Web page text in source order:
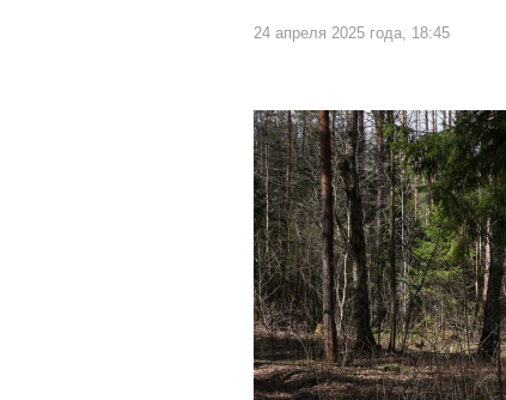
24 апреля 2025 года, 18:45